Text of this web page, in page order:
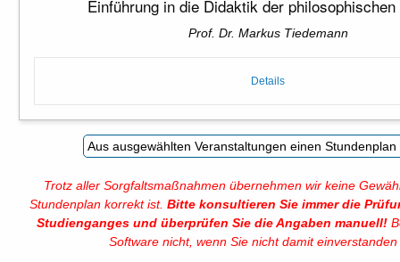
Einführung in die Didaktik der philosophischen
Prof. Dr. Markus Tiedemann
Details
Trotz aller Sorgfaltsmaßnahmen übernehmen wir keine
Stundenplan korrekt ist. Bitte konsultieren Sie immer die
Studienganges und überprüfen Sie die Angaben manuell!
Software nicht, wenn Sie nicht damit einverstanden